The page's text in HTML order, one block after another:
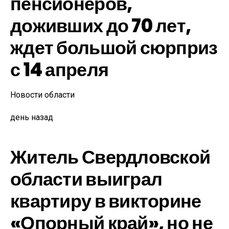
доживших до 70 лет,
ждет большой сюрприз
с 14 апреля
Новости области
день назад
Житель Свердловской
области выиграл
квартиру в викторине
«Опорный край», но не